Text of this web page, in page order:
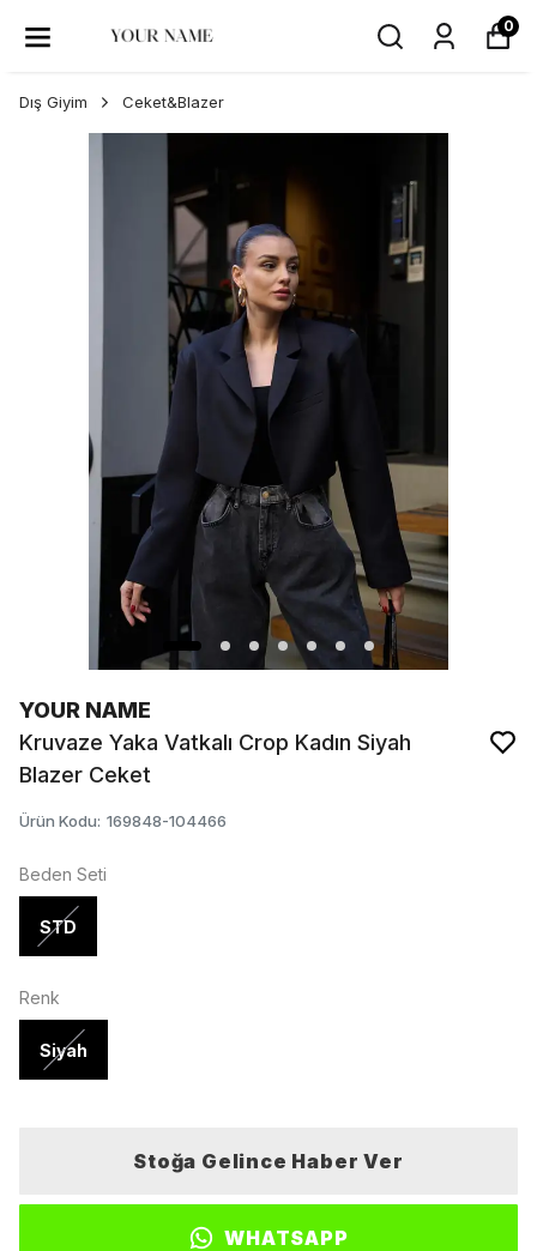
0
Dış Giyim Ceket&Blazer
YOUR NAME
Kruvaze Yaka Vatkalı Crop Kadın Siyah
Blazer Ceket
Ürün Kodu: 169848-104466
Beden Seti
STD
Renk
Siyah
Stoğa Gelince Haber Ver
WHATSAPP